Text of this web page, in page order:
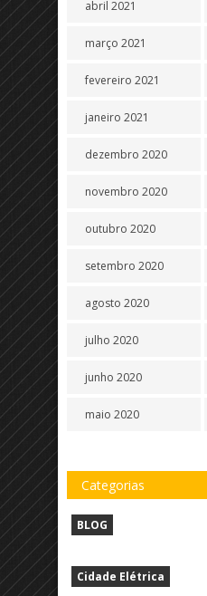
abril 2021
março 2021
fevereiro 2021
janeiro 2021
dezembro 2020
novembro 2020
outubro 2020
setembro 2020
agosto 2020
julho 2020
junho 2020
maio 2020
Categorias
BLOG
Cidade Elétrica